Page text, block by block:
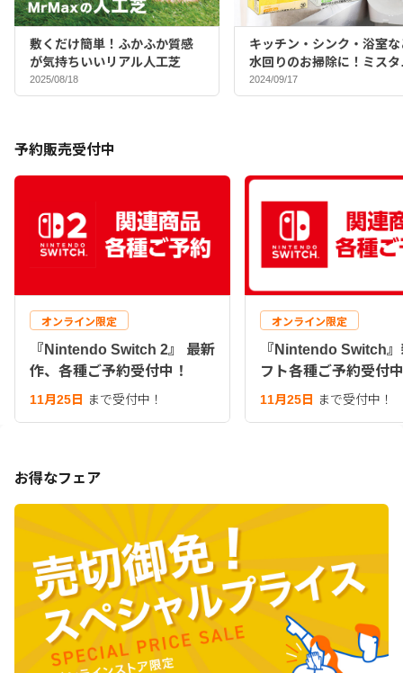
敷くだけ簡単！ふかふか質感
が気持ちいいリアル人工芝
2025/08/18
キッチン・シンク・浴室な
水回りのお掃除に！ミスタ
マックスバイヤーおすすめ
ポンジ♪
2024/09/17
予約販売受付中
オンライン限定
『Nintendo Switch 2』 最新
作、各種ご予約受付中！
11月25日 まで受付中！
オンライン限定
『Nintendo Switch
フト各種ご予約受付
11月25日 まで受付中！
お得なフェア